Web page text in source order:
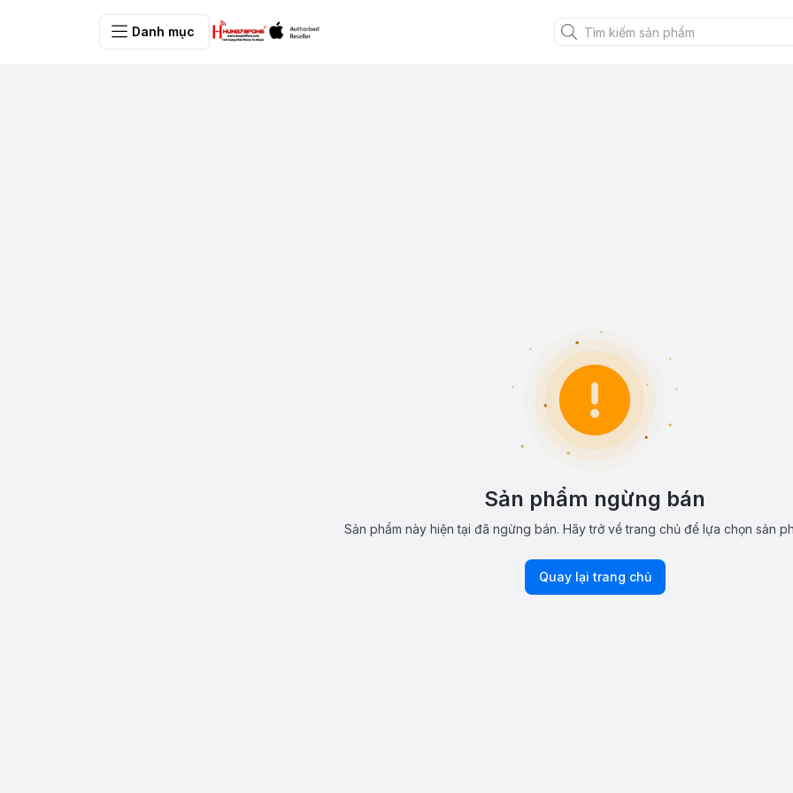
Danh mục
Sản phẩm ngừng bán
Sản phẩm này hiện tại đã ngừng bán. Hãy trở về trang chủ để lựa chọn sản
Quay lại trang chủ